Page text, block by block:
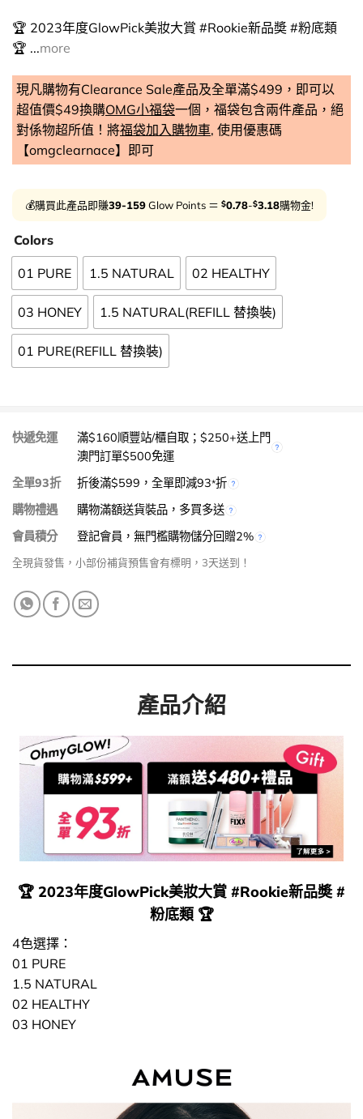
🏆 2023年度GlowPick美妝大賞 #Rookie新品奬 #粉底類
🏆 ...more
現凡購物有Clearance Sale產品及全單滿$499，即可以
超值價$49換購OMG小福袋一個，福袋包含兩件產品，絕
對係物超所值！將福袋加入購物車, 使用優惠碼
【omgclearnace】即可
💰購買此產品即賺39-159Glow Points ＝ $0.78-$3.18購物金!
Colors
01 PURE 1.5 NATURAL 02 HEALTHY
03 HONEY 1.5 NATURAL(REFILL 替換裝)
01 PURE(REFILL 替換裝)
快遞免運
滿$160順豐站/櫃自取；$250+送上門
澳門訂單$500免運
全單93折
折後滿$599，全單即減93*折
購物禮遇
購物滿額送貨裝品，多買多送
會員積分
登記會員，無門檻購物儲分回贈2%
全現貨發售，小部份補貨預售會有標明，3天送到！
產品介紹
🏆 2023年度GlowPick美妝大賞 #Rookie新品奬 #
粉底類 🏆
4色選擇：
01 PURE
1.5 NATURAL
02 HEALTHY
03 HONEY